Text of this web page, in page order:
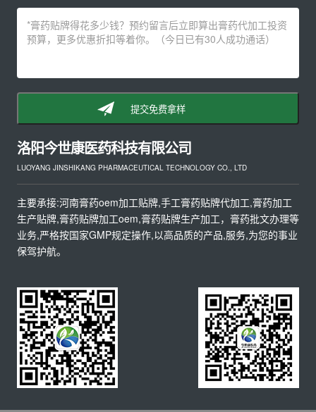
提交免费拿样
洛阳今世康医药科技有限公司
LUOYANG JINSHIKANG PHARMACEUTICAL TECHNOLOGY CO., LTD
主要承接:河南膏药oem加工贴牌,手工膏药贴牌代加工,膏药加工
生产贴牌,膏药贴牌加工oem,膏药贴牌生产加工，膏药批文办理等
业务,严格按国家GMP规定操作,以高品质的产品,服务,为您的事业
保驾护航。